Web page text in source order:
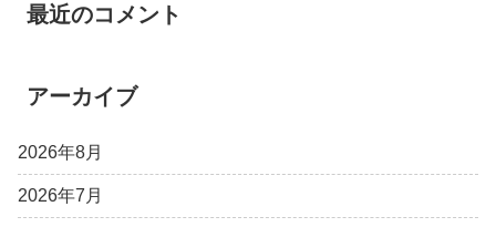
最近のコメント
アーカイブ
2026年8月
2026年7月